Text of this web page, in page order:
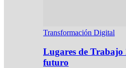
Transformación Digital
Lugares de Trabajo
futuro